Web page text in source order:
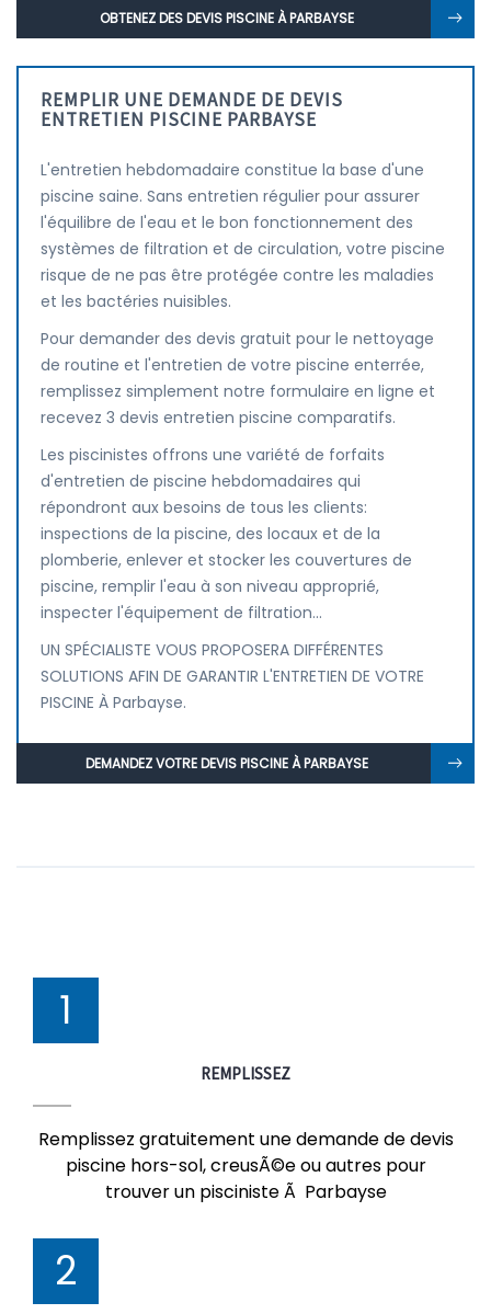
OBTENEZ DES DEVIS PISCINE À PARBAYSE
REMPLIR UNE DEMANDE DE DEVIS
ENTRETIEN PISCINE PARBAYSE
L'entretien hebdomadaire constitue la base d'une
piscine saine. Sans entretien régulier pour assurer
l'équilibre de l'eau et le bon fonctionnement des
systèmes de filtration et de circulation, votre piscine
risque de ne pas être protégée contre les maladies
et les bactéries nuisibles.
Pour demander des devis gratuit pour le nettoyage
de routine et l'entretien de votre piscine enterrée,
remplissez simplement notre formulaire en ligne et
recevez 3 devis entretien piscine comparatifs.
Les piscinistes offrons une variété de forfaits
d'entretien de piscine hebdomadaires qui
répondront aux besoins de tous les clients:
inspections de la piscine, des locaux et de la
plomberie, enlever et stocker les couvertures de
piscine, remplir l'eau à son niveau approprié,
inspecter l'équipement de filtration...
UN SPÉCIALISTE VOUS PROPOSERA DIFFÉRENTES
SOLUTIONS AFIN DE GARANTIR L'ENTRETIEN DE VOTRE
PISCINE À Parbayse.
DEMANDEZ VOTRE DEVIS PISCINE À PARBAYSE
1
REMPLISSEZ
Remplissez gratuitement une demande de devis
piscine hors-sol, creusÃ©e ou autres pour
trouver un pisciniste Ã Parbayse
2